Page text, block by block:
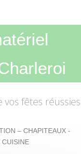
fêtes réussies
– CHAPITEAUX -
CUISINE